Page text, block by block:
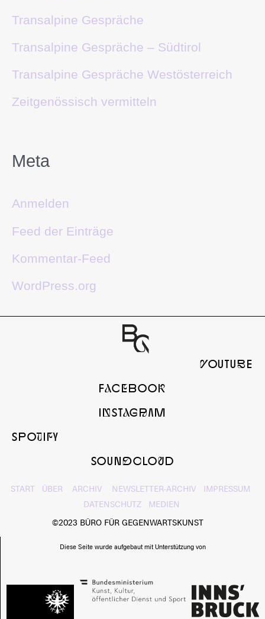
Transalpine Gespräche
Transalpine Gespräche – Südtirol
Transalpine Gespräche Westösterreich
Zeitgenössisch vermitteln
Meta
Anmelden
Feed der Einträge
Kommentar-Feed
WordPress.org
yOUTUbE
FaCeBOOk
InSTaGrAM
SPOtIfY
SOUNdcLOuD
START ÜBER ARCHIV NEWSLETTER-ARCHIV
IMPRESSUM
DATENSCHUTZ
MEDIEN
©2023 BÜRO FÜR GEGENWARTSKUNST
Diese Seite wurde aufgebaut mit Unterstützung von